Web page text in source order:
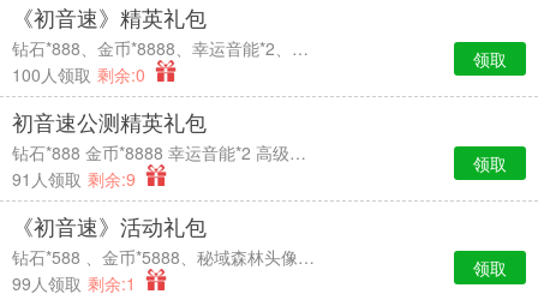
《初音速》精英礼包
钻石*888、金币*8888、幸运音能*2、高级经验卡*2
100人领取 剩余:0
领取
初音速公测精英礼包
钻石*888 金币*8888 幸运音能*2 高级经验卡*2
91人领取 剩余:9
领取
《初音速》活动礼包
钻石*588 、金币*5888、秘域森林头像框*7天时效、中级经验卡*2
99人领取 剩余:1
领取